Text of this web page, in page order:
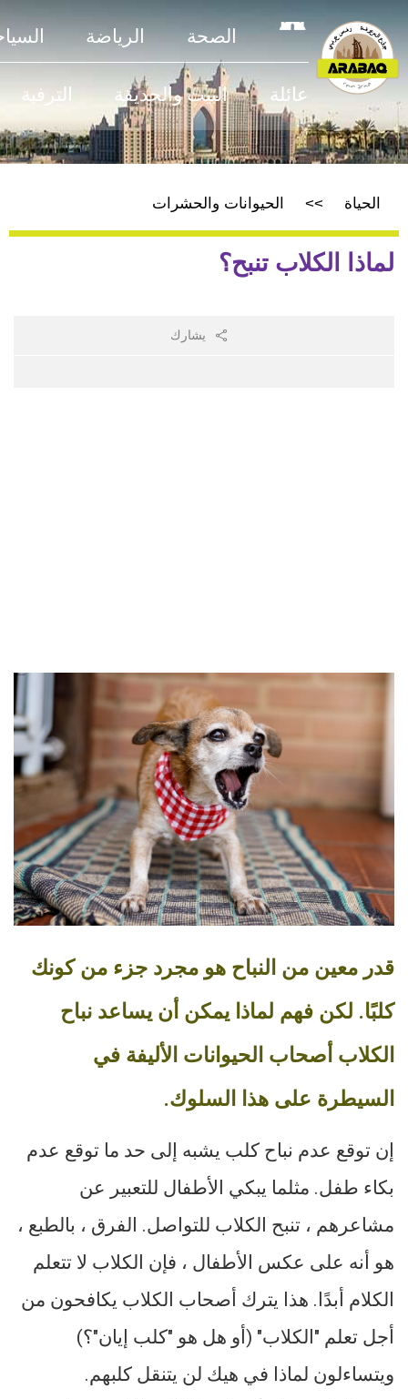
الصحة الرياضة
عائلة البيت والحديقة الترفية
الحياة الحيوانات والحشرات
لماذا الكلاب تنبح؟
يشارك
قدر معين من النباح هو مجرد جزء من كونك
كلبًا. لكن فهم لماذا يمكن أن يساعد نباح
الكلاب أصحاب الحيوانات الأليفة في
السيطرة على هذا السلوك.
إن توقع عدم نباح كلب يشبه إلى حد ما توقع عدم
بكاء طفل. مثلما يبكي الأطفال للتعبير عن
مشاعرهم ، تنبح الكلاب للتواصل. الفرق ، بالطبع ،
هو أنه على عكس الأطفال ، فإن الكلاب لا تتعلم
الكلام أبدًا. هذا يترك أصحاب الكلاب يكافحون من
أجل تعلم "الكلاب" (أو هل هو "كلب إيان"؟)
ويتساءلون لماذا في هيك لن يتنقل كلبهم.